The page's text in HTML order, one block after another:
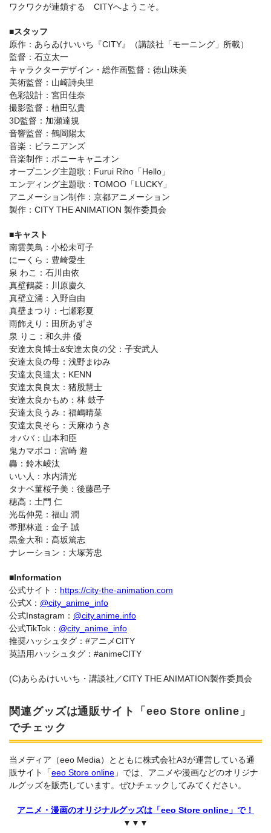
ワクワクが連鎖する CITYへようこそ。
■スタッフ
原作：あらゐけいいち『CITY』（講談社「モーニング」所載）
監督：石立太一
キャラクターデザイン・総作画監督：徳山珠美
美術監督：山崎詩央里
色彩設計：宮田佳奈
撮影監督：植田弘貴
3D監督：加瀬達規
音響監督：鶴岡陽太
音楽：ピラニアンズ
音楽制作：ポニーキャニオン
オープニング主題歌：Furui Riho「Hello」
エンディング主題歌：TOMOO「LUCKY」
アニメーション制作：京都アニメーション
製作：CITY THE ANIMATION 製作委員会
■キャスト
南雲美鳥：小松未可子
にーくら：豊崎愛生
泉 わこ：石川由依
真壁鶴菱：川原慶久
真壁立涌：入野自由
真壁まつり：七瀬彩夏
雨飾えり：田所あずさ
泉 りこ：和久井 優
安達太良博士&安達太良の父：子安武人
安達太良の母：浅野まゆみ
安達太良達太：KENN
安達太良良太：猪股慧士
安達太良かもめ：林 鼓子
安達太良うみ：福嶋晴菜
安達太良そら：天麻ゆうき
オババ：山本和臣
鬼カマボコ：宮崎 遊
轟：鈴木崚汰
いい人：水内清光
タナベ菫桜子美：後藤邑子
穂高：土門 仁
光岳伸晃：福山 潤
帯那林道：金子 誠
黒金大和：髙坂篤志
ナレーション：大塚芳忠
■Information
公式サイト： https://city-the-animation.com
公式X： @city_anime_info
公式Instagram： @city.anime.info
公式TikTok： @city_anime_info
推奨ハッシュタグ：#アニメCITY
英語用ハッシュタグ：#animeCITY
(C)あらゐけいいち・講談社／CITY THE ANIMATION製作委員会
関連グッズは通販サイト「eeo Store online」
でチェック
当メディア（eeo Media）とともに株式会社A3が運営している通
販サイト「eeo Store online 」では、アニメや漫画などのオリジナ
ルグッズを販売しています。ぜひチェックしてみてください。
アニメ・漫画のオリジナルグッズは「eeo Store online」で！
▼▼▼